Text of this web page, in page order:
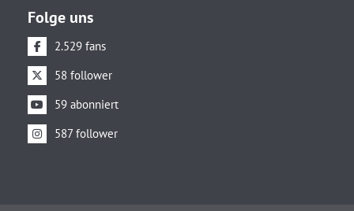
Folge uns
2.529 fans
58 follower
59 abonniert
587 follower